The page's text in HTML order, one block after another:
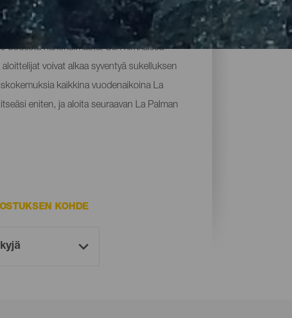
uudesta näkökulmasta. Sen kirkkaissa
voivat alkaa syventyä sukelluksen
kaikkina vuodenaikoina La
eniten, ja aloita seuraavan La Palman
KOHDE